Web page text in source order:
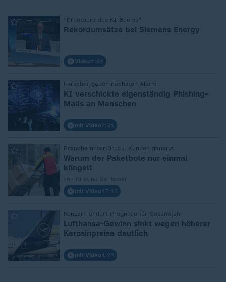
"Profiteure des KI-Booms"
: Rekordumsätze bei Siemens Energy
Video 1:41
Forscher geben nächsten Alarm
:
KI verschickte eigenständig Phishing-
Mails an Menschen
mit Video2:31
Branche unter Druck, Kunden genervt
:
Warum der Paketbote nur einmal
klingelt
mit Video 17:13
Konzern ändert Prognose für Gesamtjahr
Lufthansa-Gewinn sinkt wegen höherer
Kerosinpreise deutlich
mit Video 1:28